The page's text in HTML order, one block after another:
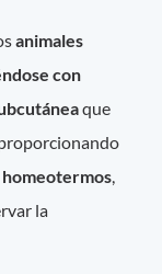
animales
con
que
homeotermos
la